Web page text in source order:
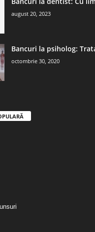
august 20, 2023
Bancuri la psiholog:
octombrie 30, 2020